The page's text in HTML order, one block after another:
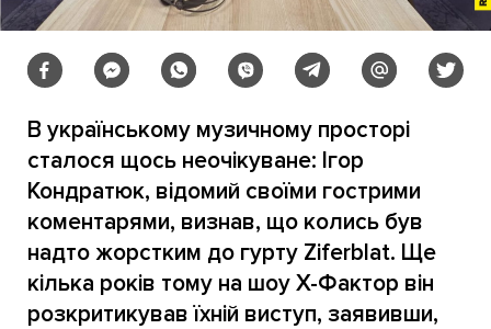
В українському музичному просторі
сталося щось неочікуване: Ігор
Кондратюк, відомий своїми гострими
коментарями, визнав, що колись був
надто жорстким до гурту Ziferblat. Ще
кілька років тому на шоу Х-Фактор він
розкритикував їхній виступ, заявивши,